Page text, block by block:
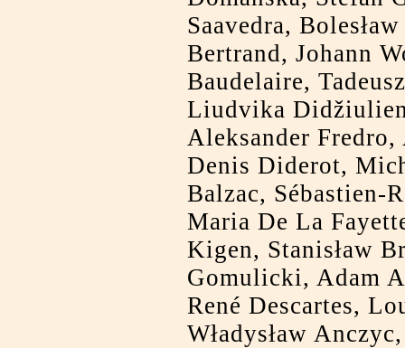
Saavedra,
Bertrand, Johann
Baudelaire,
Liudvika
Aleksander
Denis Diderot,
Balzac, Sébastien-
Maria De La
Kigen, Stanisław
Gomulicki, Adam
René Descartes,
Władysław Anczyc,